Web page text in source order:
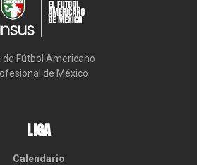
de Fútbol Americano
de México
LIGA
Calendario